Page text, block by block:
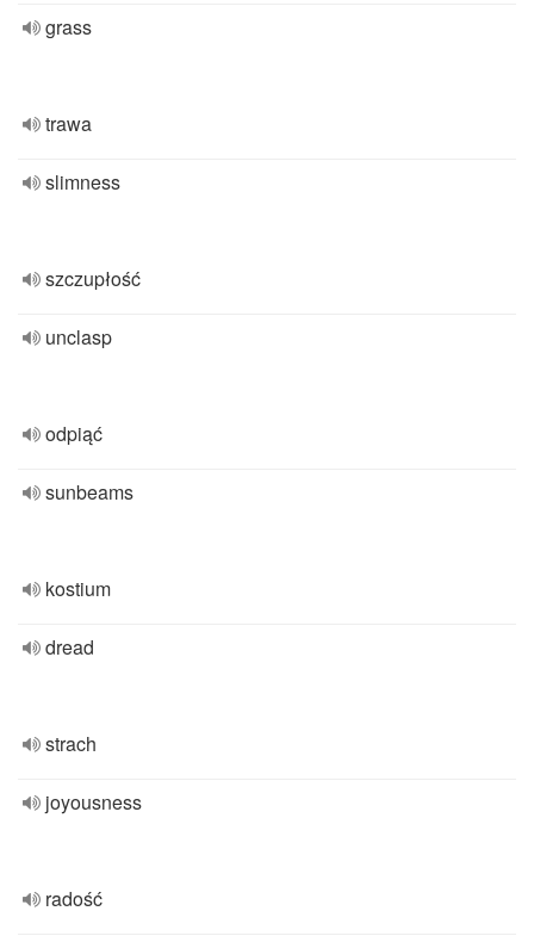
grass
trawa
slimness
szczupłość
unclasp
odpiąć
sunbeams
kostium
dread
strach
joyousness
radość